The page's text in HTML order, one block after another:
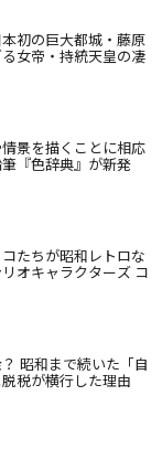
初の巨大都城・藤原
女帝・持統天皇の凄
景を描くことに相応
『色辞典』が新発
たちが昭和レトロな
オキャラクターズ コ
昭和まで続いた「自
税が横行した理由